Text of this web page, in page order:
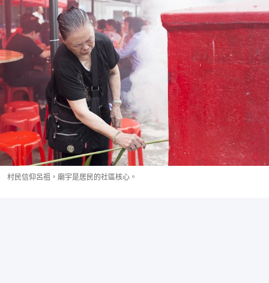
村民信仰呂祖，廟宇是居民的社區核心。